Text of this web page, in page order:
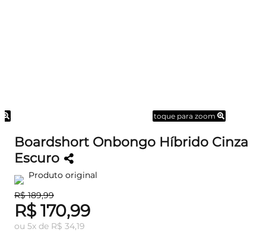
toque para zoom
Boardshort Onbongo Híbrido Cinza
Escuro
Produto original
R$ 189,99
R$ 170,99
ou 5x de R$ 34,19